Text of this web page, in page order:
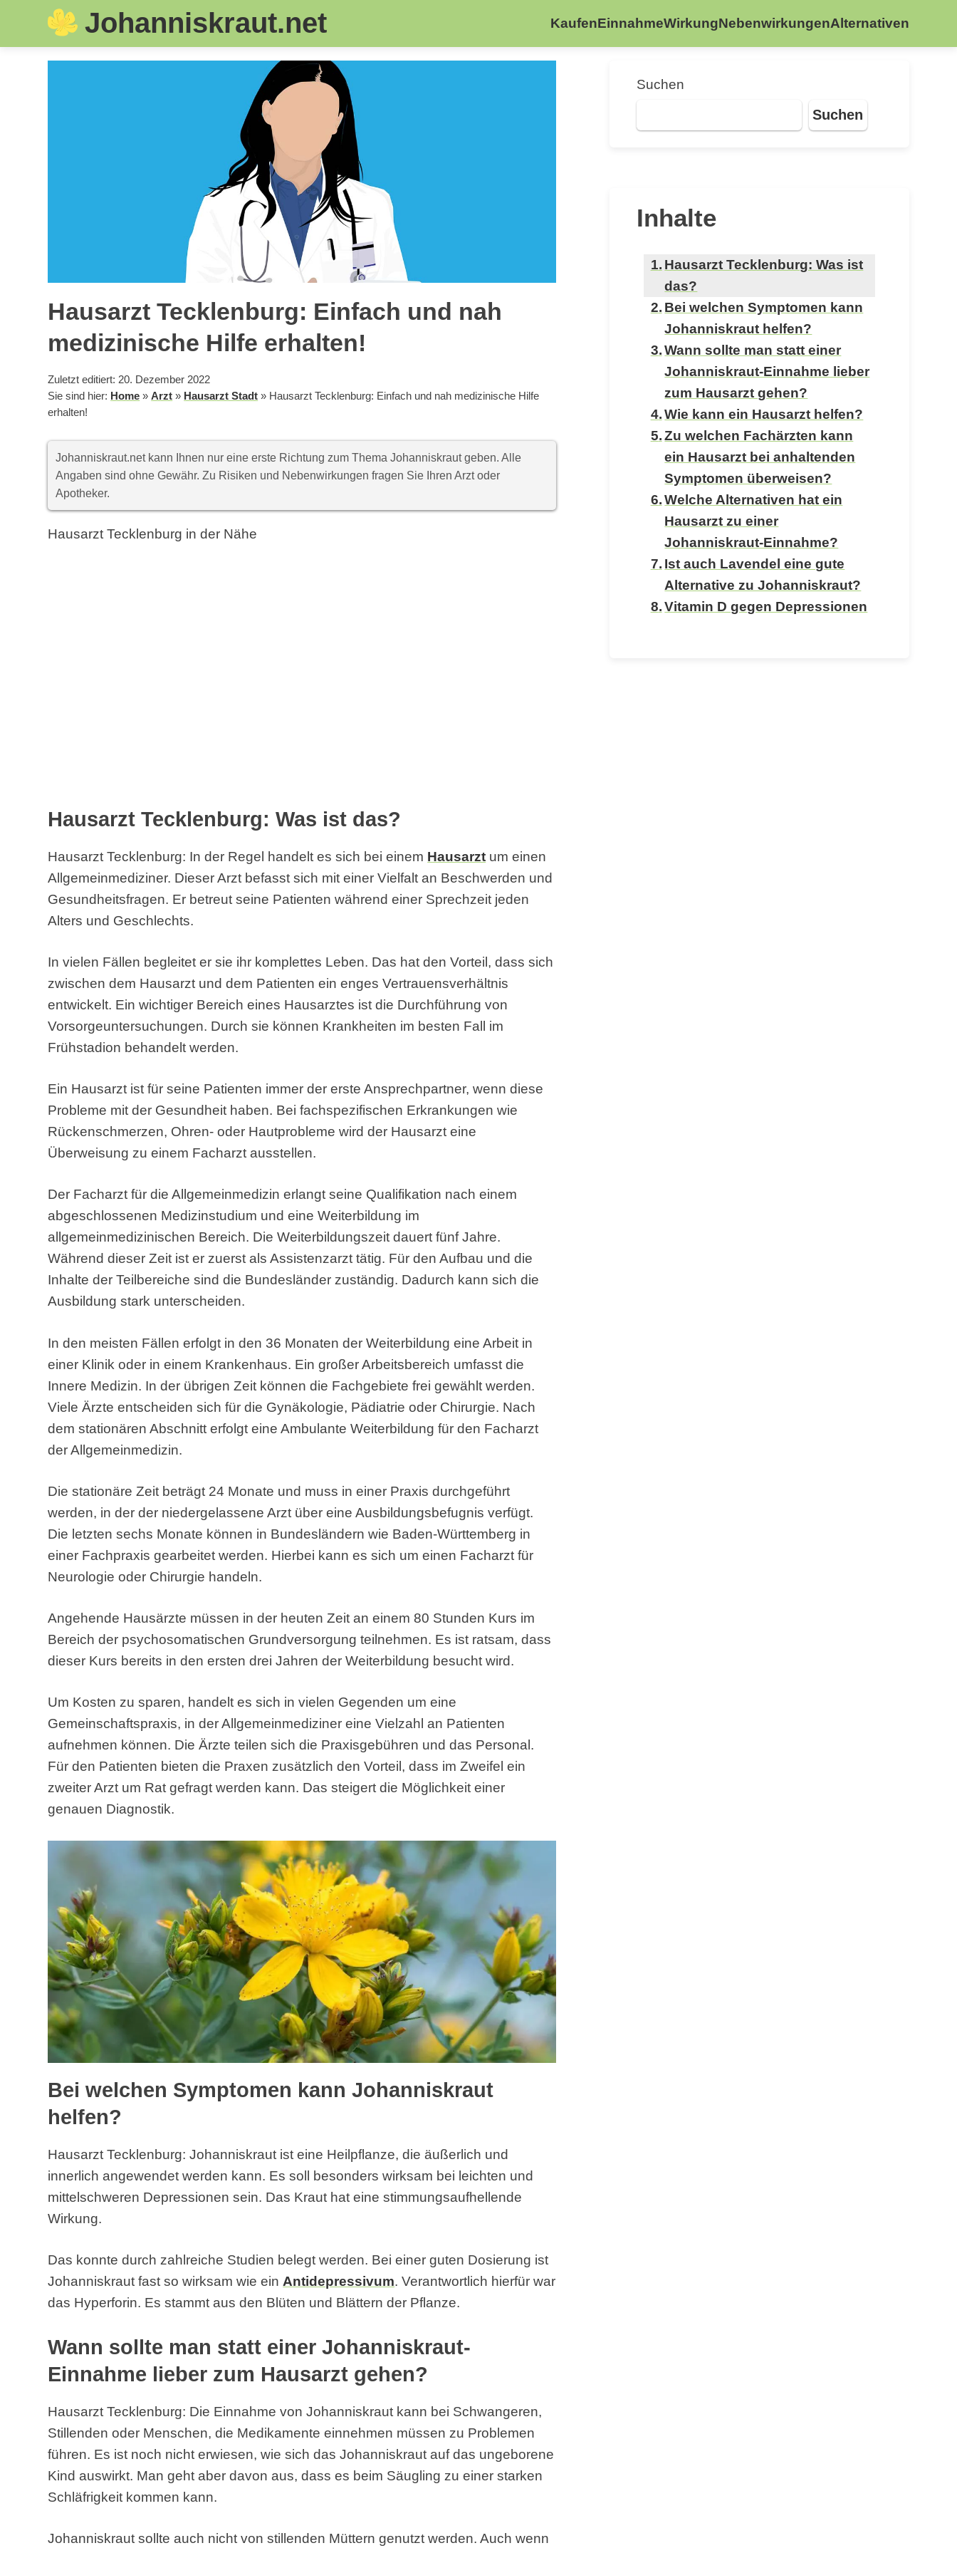
Johanniskraut.net KaufenEinnahmeWirkungNebenwirkungenAlternativen
Hausarzt Tecklenburg: Einfach und nah
medizinische Hilfe erhalten!
Zuletzt editiert: 20. Dezember 2022
Sie sind hier: Home »Arzt » Hausarzt Stadt » Hausarzt Tecklenburg: Einfach und nah medizinische Hilfe
erhalten!
Johanniskraut.net kann Ihnen nur eine erste Richtung zum Thema Johanniskraut geben. Alle
Angaben sind ohne Gewähr. Zu Risiken und Nebenwirkungen fragen Sie Ihren Arzt oder
Apotheker.
Hausarzt Tecklenburg in der Nähe
Hausarzt Tecklenburg: Was ist das?
Hausarzt Tecklenburg: In der Regel handelt es sich bei einem Hausarzt um einen
Allgemeinmediziner. Dieser Arzt befasst sich mit einer Vielfalt an Beschwerden und
Gesundheitsfragen. Er betreut seine Patienten während einer Sprechzeit jeden
Alters und Geschlechts.
In vielen Fällen begleitet er sie ihr komplettes Leben. Das hat den Vorteil, dass sich
zwischen dem Hausarzt und dem Patienten ein enges Vertrauensverhältnis
entwickelt. Ein wichtiger Bereich eines Hausarztes ist die Durchführung von
Vorsorgeuntersuchungen. Durch sie können Krankheiten im besten Fall im
Frühstadion behandelt werden.
Ein Hausarzt ist für seine Patienten immer der erste Ansprechpartner, wenn diese
Probleme mit der Gesundheit haben. Bei fachspezifischen Erkrankungen wie
Rückenschmerzen, Ohren- oder Hautprobleme wird der Hausarzt eine
Überweisung zu einem Facharzt ausstellen.
Der Facharzt für die Allgemeinmedizin erlangt seine Qualifikation nach einem
abgeschlossenen Medizinstudium und eine Weiterbildung im
allgemeinmedizinischen Bereich. Die Weiterbildungszeit dauert fünf Jahre.
Während dieser Zeit ist er zuerst als Assistenzarzt tätig. Für den Aufbau und die
Inhalte der Teilbereiche sind die Bundesländer zuständig. Dadurch kann sich die
Ausbildung stark unterscheiden.
In den meisten Fällen erfolgt in den 36 Monaten der Weiterbildung eine Arbeit in
einer Klinik oder in einem Krankenhaus. Ein großer Arbeitsbereich umfasst die
Innere Medizin. In der übrigen Zeit können die Fachgebiete frei gewählt werden.
Viele Ärzte entscheiden sich für die Gynäkologie, Pädiatrie oder Chirurgie. Nach
dem stationären Abschnitt erfolgt eine Ambulante Weiterbildung für den Facharzt
der Allgemeinmedizin.
Die stationäre Zeit beträgt 24 Monate und muss in einer Praxis durchgeführt
werden, in der der niedergelassene Arzt über eine Ausbildungsbefugnis verfügt.
Die letzten sechs Monate können in Bundesländern wie Baden-Württemberg in
einer Fachpraxis gearbeitet werden. Hierbei kann es sich um einen Facharzt für
Neurologie oder Chirurgie handeln.
Angehende Hausärzte müssen in der heuten Zeit an einem 80 Stunden Kurs im
Bereich der psychosomatischen Grundversorgung teilnehmen. Es ist ratsam, dass
dieser Kurs bereits in den ersten drei Jahren der Weiterbildung besucht wird.
Um Kosten zu sparen, handelt es sich in vielen Gegenden um eine
Gemeinschaftspraxis, in der Allgemeinmediziner eine Vielzahl an Patienten
aufnehmen können. Die Ärzte teilen sich die Praxisgebühren und das Personal.
Für den Patienten bieten die Praxen zusätzlich den Vorteil, dass im Zweifel ein
zweiter Arzt um Rat gefragt werden kann. Das steigert die Möglichkeit einer
genauen Diagnostik.
Bei welchen Symptomen kann Johanniskraut
helfen?
Hausarzt Tecklenburg: Johanniskraut ist eine Heilpflanze, die äußerlich und
innerlich angewendet werden kann. Es soll besonders wirksam bei leichten und
mittelschweren Depressionen sein. Das Kraut hat eine stimmungsaufhellende
Wirkung.
Das konnte durch zahlreiche Studien belegt werden. Bei einer guten Dosierung ist
Johanniskraut fast so wirksam wie ein Antidepressivum. Verantwortlich hierfür war
das Hyperforin. Es stammt aus den Blüten und Blättern der Pflanze.
Wann sollte man statt einer Johanniskraut-
Einnahme lieber zum Hausarzt gehen?
Hausarzt Tecklenburg: Die Einnahme von Johanniskraut kann bei Schwangeren,
Stillenden oder Menschen, die Medikamente einnehmen müssen zu Problemen
führen. Es ist noch nicht erwiesen, wie sich das Johanniskraut auf das ungeborene
Kind auswirkt. Man geht aber davon aus, dass es beim Säugling zu einer starken
Schläfrigkeit kommen kann.
Johanniskraut sollte auch nicht von stillenden Müttern genutzt werden. Auch wenn
Suchen
Suchen
Inhalte
Hausarzt Tecklenburg: Was ist
das?
Bei welchen Symptomen kann
Johanniskraut helfen?
Wann sollte man statt einer
Johanniskraut-Einnahme lieber
zum Hausarzt gehen?
Wie kann ein Hausarzt helfen?
Zu welchen Fachärzten kann
ein Hausarzt bei anhaltenden
Symptomen überweisen?
Welche Alternativen hat ein
Hausarzt zu einer
Johanniskraut-Einnahme?
Ist auch Lavendel eine gute
Alternative zu Johanniskraut?
Vitamin D gegen Depressionen